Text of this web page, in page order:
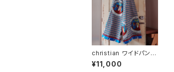
christian ワイドパンツ
アフリカンプリント(ザン
ビア)
¥11,000